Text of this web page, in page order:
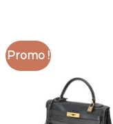
Promo !